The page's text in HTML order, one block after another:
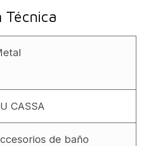
Técnica
CASSA
de baño